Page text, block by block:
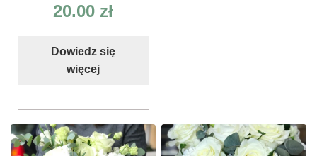
20.00 zł
Dowiedz się
więcej